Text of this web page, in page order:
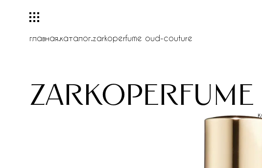
главная.каталог.zarkoperfume oud-couture